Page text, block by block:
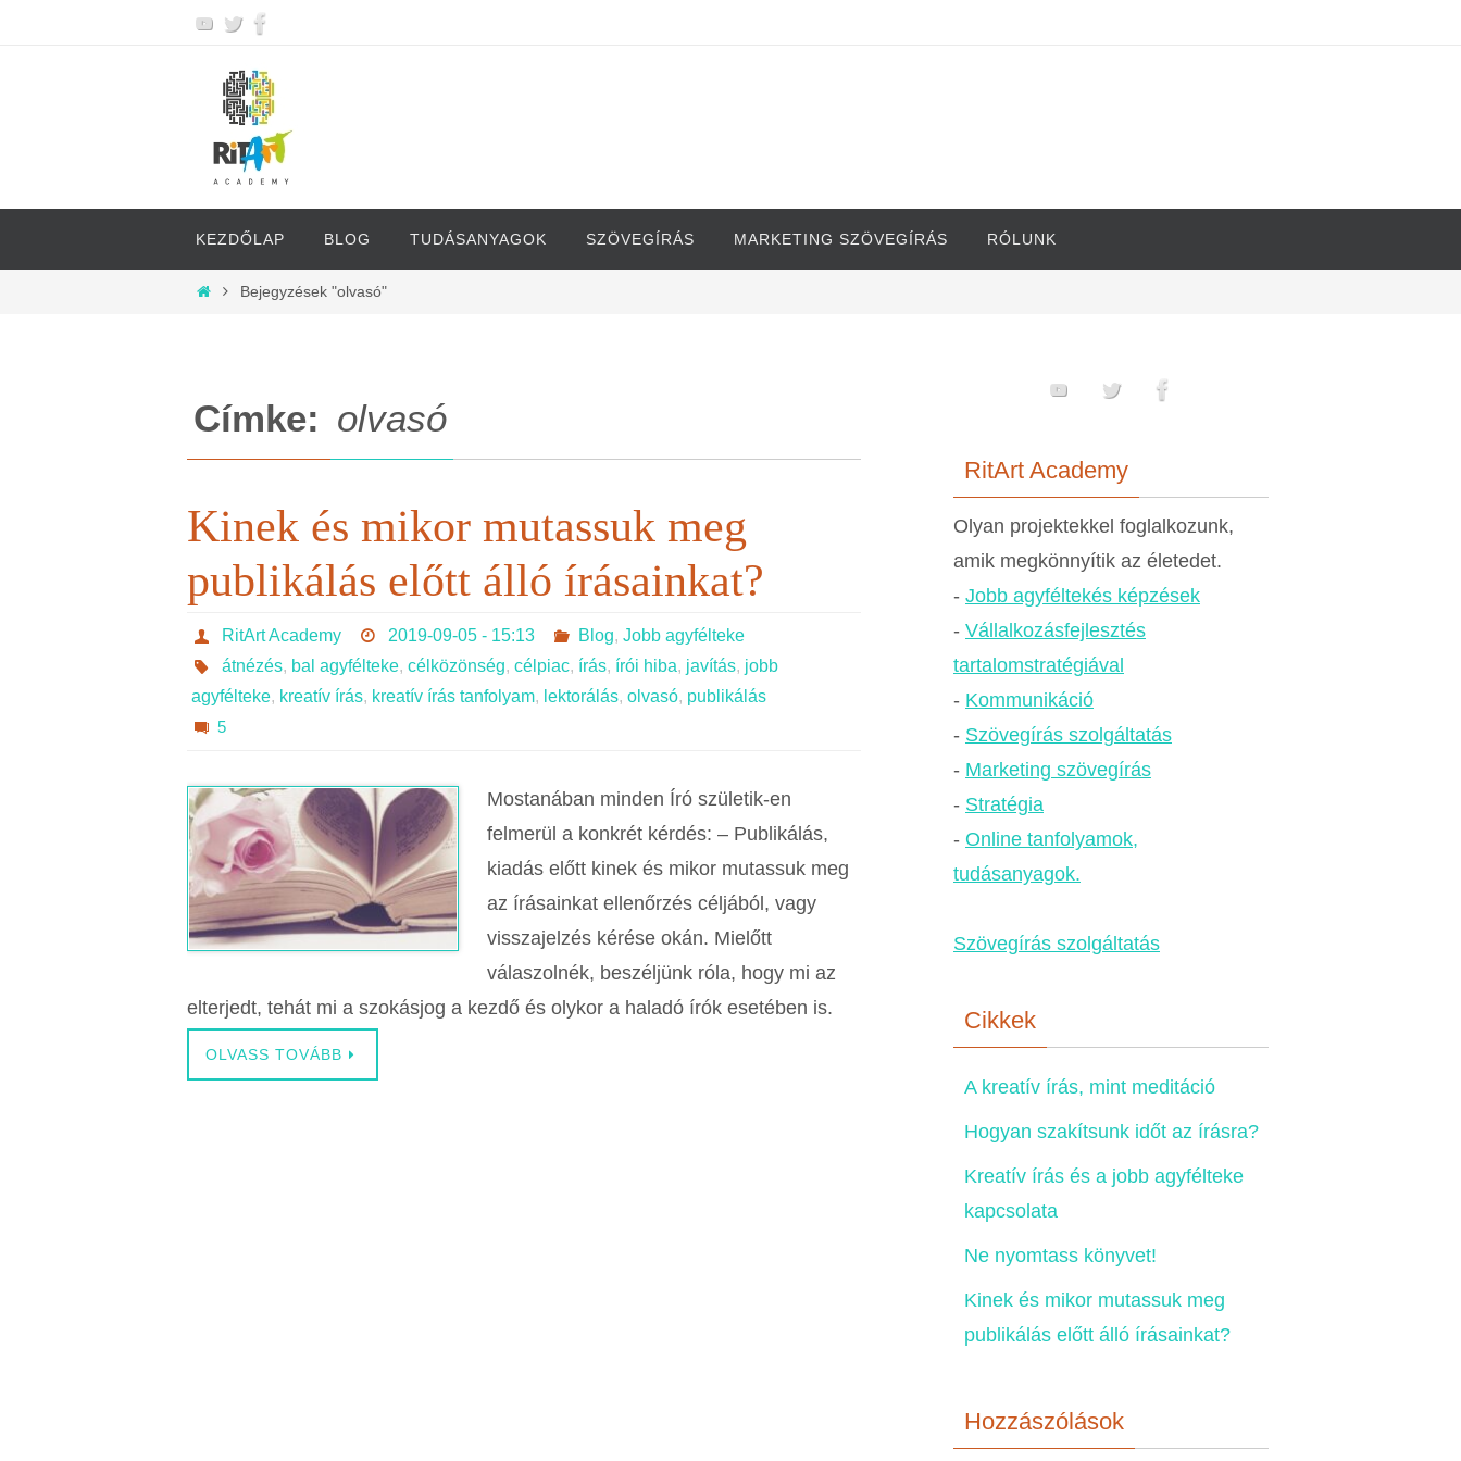
KEZDŐLAP
BLOG TUDÁSANYAGOK SZÖVEGÍRÁS MARKETING SZÖVEGÍRÁS RÓLUNK
OtthonBejegyzések "olvasó"
Címke: olvasó
Kinek és mikor mutassuk meg
publikálás előtt álló írásainkat?
RitArt Academy 2019-09-05 - 15:13 Blog,Jobb agyfélteke
átnézés, bal agyfélteke, célközönség, célpiac, írás, írói hiba, javítás, jobb
agyfélteke, kreatív írás, kreatív írás tanfolyam, lektorálás, olvasó, publikálás
5
Mostanában minden Író születik-en
felmerül a konkrét kérdés: – Publikálás,
kiadás előtt kinek és mikor mutassuk meg
az írásainkat ellenőrzés céljából, vagy
visszajelzés kérése okán. Mielőtt
válaszolnék, beszéljünk róla, hogy mi az
elterjedt, tehát mi a szokásjog a kezdő és olykor a haladó írók esetében is.
OLVASS TOVÁBB
RitArt Academy
Olyan projektekkel foglalkozunk,
amik megkönnyítik az életedet.
- Jobb agyféltekés képzések
- Vállalkozásfejlesztés
tartalomstratégiával
- Kommunikáció
- Szövegírás szolgáltatás
- Marketing szövegírás
- Stratégia
- Online tanfolyamok,
tudásanyagok.
Szövegírás szolgáltatás
Cikkek
A kreatív írás, mint meditáció
Hogyan szakítsunk időt az írásra?
Kreatív írás és a jobb agyfélteke
kapcsolata
Ne nyomtass könyvet!
Kinek és mikor mutassuk meg
publikálás előtt álló írásainkat?
Hozzászólások